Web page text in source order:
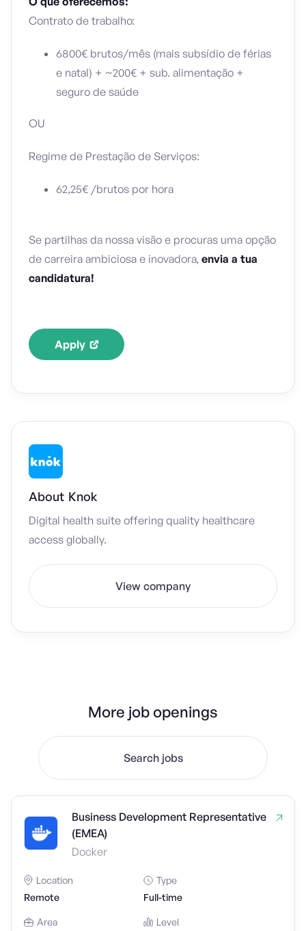
Contrato de trabalho:
6800€ brutos/mês (mais subsídio de férias
e natal) + ~200€ + sub. alimentação +
seguro de saúde
OU
Regime de Prestação de Serviços:
62,25€ /brutos por hora
Se partilhas da nossa visão e procuras uma opção
de carreira ambiciosa e inovadora, envia a tua
candidatura!
Apply
About Knok
Digital health suite offering quality healthcare
access globally.
View company
More job openings
Search jobs
Business Development Representative
(EMEA)
Docker
Location
Remote
Type
Full-time
Area
Level